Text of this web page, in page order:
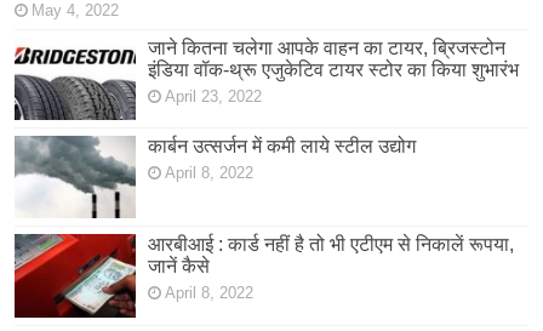
May 4, 2022
जाने कितना चलेगा आपके वाहन का टायर, ब्रिजस्टोन
इंडिया वॉक-थ्रू एजुकेटिव टायर स्टोर का किया शुभारंभ
April 23, 2022
कार्बन उत्सर्जन में कमी लाये स्टील उद्योग
April 8, 2022
आरबीआई : कार्ड नहीं है तो भी एटीएम से निकालें रूपया,
जानें कैसे
April 8, 2022